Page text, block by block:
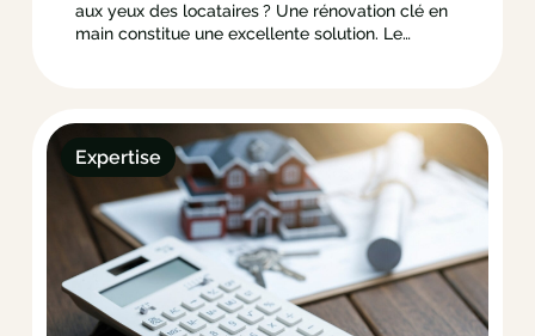
aux yeux des locataires ? Une rénovation clé en
main constitue une excellente solution. Le
meilleurs avantages, assurer la qualité de votre
appartement s’avère cependant…
Expertise